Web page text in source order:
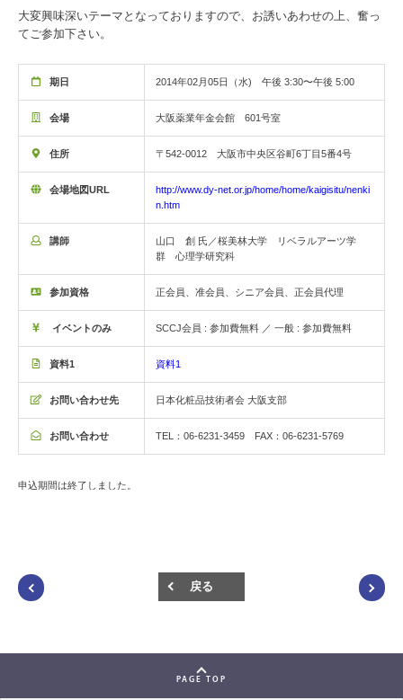
大変興味深いテーマとなっておりますので、お誘いあわせの上、奮っ
てご参加下さい。
期日 2014年02月05日（水) 午後 3:30〜午後 5:00
会場 大阪薬業年金会館 601号室
住所 〒542-0012 大阪市中央区谷町6丁目5番4号
会場地図URL
http://www.dy-net.or.jp/home/home/kaigisitu/nenki
n.htm
講師
山口 創 氏／桜美林大学 リベラルアーツ学
群 心理学研究科
参加資格 正会員、准会員、シニア会員、正会員代理
イベントのみ SCCJ会員 : 参加費無料 ／ 一般 : 参加費無料
資料1 資料1
お問い合わせ先 日本化粧品技術者会 大阪支部
お問い合わせ TEL：06-6231-3459 FAX：06-6231-5769
申込期間は終了しました。
戻る
PAGE TOP